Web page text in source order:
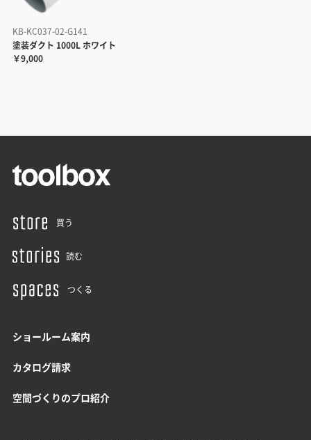
KB-KC037-02-G141
塗装ダクト 1000L ホワイト
￥9,000
買う
読む
つくる
ショールーム案内
カタログ請求
空間づくりのプロ紹介